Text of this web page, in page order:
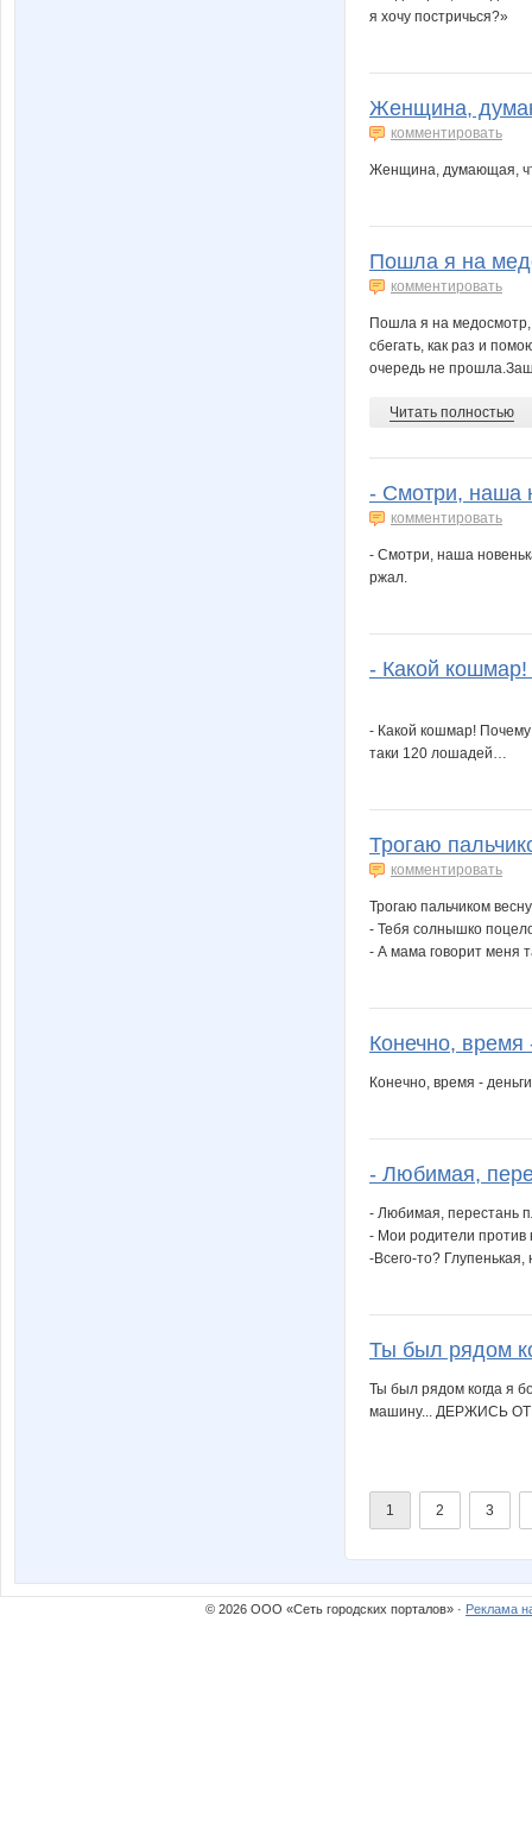
я хочу постричься?»
Женщина,
комментировать
Женщина, думающая,
Пошла я на
комментировать
Пошла я на медосмотр,
сбегать, как раз и
очередь не
Читать полностью
- Смотри, наша
комментировать
- Смотри, наша
ржал.
- Какой
- Какой кошмар!
таки 120 лошадей…
Трогаю
комментировать
Трогаю пальчиком
- Тебя солнышко
- А мама говорит меня
Конечно, время
Конечно, время -
- Любимая,
- Любимая, перестань
- Мои родители
-Всего-то?
Ты был рядом
Ты был рядом когда я
машину... ДЕРЖИСЬ
1 2 3
© 2026 ООО «Сеть городских порталов» · Реклама